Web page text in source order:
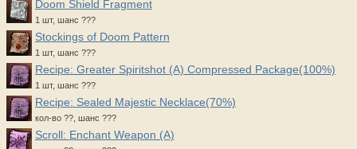
Doom Shield Fragment
1 шт, шанс ???
Stockings of Doom Pattern
1 шт, шанс ???
Recipe: Greater Spiritshot (A) Compressed Package(100%)
1 шт, шанс ???
Recipe: Sealed Majestic Necklace(70%)
кол-во ??, шанс ???
Scroll: Enchant Weapon (A)